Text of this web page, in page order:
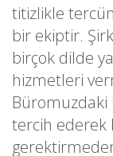
titizlikle
bir ekiptir.
birçok dilde
hizmetleri
Büromuzdaki
tercih ederek